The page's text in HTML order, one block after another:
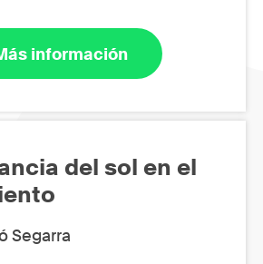
información
del sol en el
Segarra